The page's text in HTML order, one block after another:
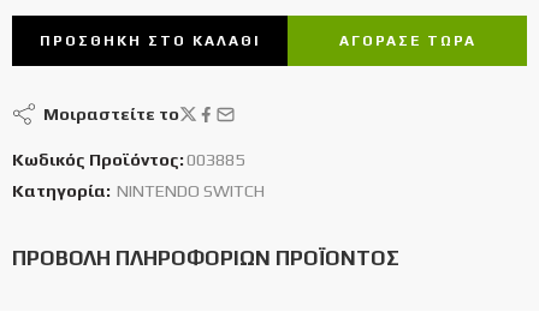
ΠΡΟΣΘΉΚΗ ΣΤΟ ΚΑΛΆΘΙ ΑΓΌΡΑΣΕ ΤΩΡΑ
Μοιραστείτε το
Κωδικός Προϊόντος:003885
Κατηγορία: NINTENDO SWITCH
ΠΡΟΒΟΛΉ ΠΛΗΡΟΦΟΡΙΏΝ ΠΡΟΪΌΝΤΟΣ